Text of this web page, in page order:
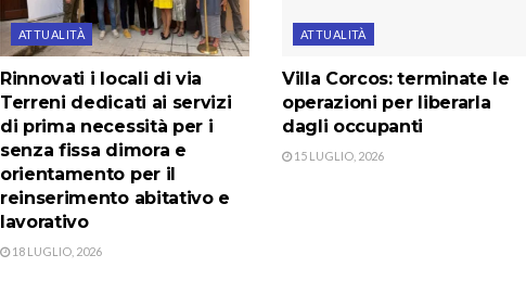
ATTUALITÀ
Rinnovati i locali di via
Terreni dedicati ai servizi
di prima necessità per i
senza fissa dimora e
orientamento per il
reinserimento abitativo e
lavorativo
18 LUGLIO, 2026
ATTUALITÀ
Villa Corcos: terminate le
operazioni per liberarla
dagli occupanti
15 LUGLIO, 2026